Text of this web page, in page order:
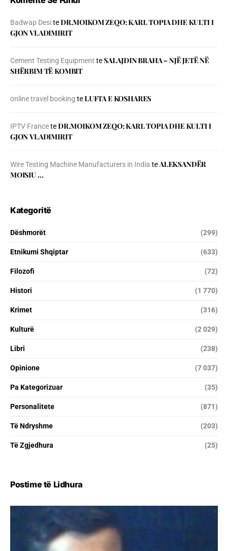
Badwap DesiteDR.MOIKOM ZEQO: KARL TOPIA DHE KULTI I
GJON VLADIMIRIT
Cement Testing Equipment teSALAJDIN BRAHA – NJЁ JETЁ NЁ
SHЁRBIM TЁ KOMBIT
online travel booking teLUFTA E KOSHARES
IPTV FranceteDR.MOIKOM ZEQO: KARL TOPIA DHE KULTI I
GJON VLADIMIRIT
Wire Testing Machine Manufacturers in India teALEKSANDËR
MOISIU …
Kategoritë
Dëshmorët (299)
Etnikumi Shqiptar (633)
Filozofi (72)
Histori (1 770)
Krimet (316)
Kulturë (2 029)
Libri (238)
Opinione (7 037)
Pa Kategorizuar (35)
Personalitete (871)
Të Ndryshme (203)
Të Zgjedhura (25)
Postime të Lidhura